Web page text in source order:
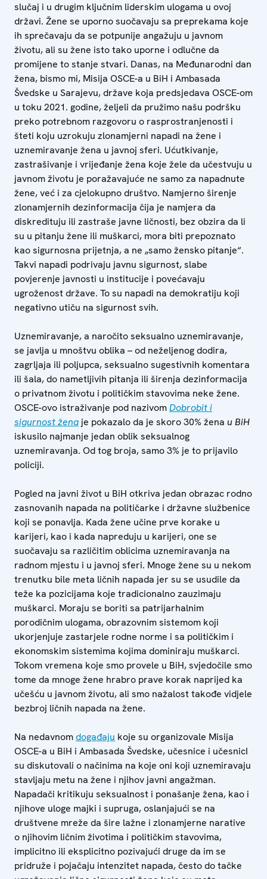
slučaj i u drugim ključnim liderskim ulogama u ovoj
državi. Žene se uporno suočavaju sa preprekama koje
ih sprečavaju da se potpunije angažuju u javnom
životu, ali su žene isto tako uporne i odlučne da
promijene to stanje stvari. Danas, na Međunarodni dan
žena, bismo mi, Misija OSCE-a u BiH i Ambasada
Švedske u Sarajevu, države koja predsjedava OSCE-om
u toku 2021. godine, željeli da pružimo našu podršku
preko potrebnom razgovoru o rasprostranjenosti i
šteti koju uzrokuju zlonamjerni napadi na žene i
uznemiravanje žena u javnoj sferi. Ućutkivanje,
zastrašivanje i vrijeđanje žena koje žele da učestvuju u
javnom životu je poražavajuće ne samo za napadnute
žene, već i za cjelokupno društvo. Namjerno širenje
zlonamjernih dezinformacija čija je namjera da
diskredituju ili zastraše javne ličnosti, bez obzira da li
su u pitanju žene ili muškarci, mora biti prepoznato
kao sigurnosna prijetnja, a ne „samo žensko pitanje“.
Takvi napadi podrivaju javnu sigurnost, slabe
povjerenje javnosti u institucije i povećavaju
ugroženost države. To su napadi na demokratiju koji
negativno utiču na sigurnost svih.
Uznemiravanje, a naročito seksualno uznemiravanje,
se javlja u mnoštvu oblika – od neželjenog dodira,
zagrljaja ili poljupca, seksualno sugestivnih komentara
ili šala, do nametljivih pitanja ili širenja dezinformacija
o privatnom životu i političkim stavovima neke žene.
OSCE-ovo istraživanje pod nazivomDobrobit i
sigurnost žena je pokazalo da je skoro 30% žena u BiH
iskusilo najmanje jedan oblik seksualnog
uznemiravanja. Od tog broja, samo 3% je to prijavilo
policiji.
Pogled na javni život u BiH otkriva jedan obrazac rodno
zasnovanih napada na političarke i državne službenice
koji se ponavlja. Kada žene učine prve korake u
karijeri, kao i kada napreduju u karijeri, one se
suočavaju sa različitim oblicima uznemiravanja na
radnom mjestu i u javnoj sferi. Mnoge žene su u nekom
trenutku bile meta ličnih napada jer su se usudile da
teže ka pozicijama koje tradicionalno zauzimaju
muškarci. Moraju se boriti sa patrijarhalnim
porodičnim ulogama, obrazovnim sistemom koji
ukorjenjuje zastarjele rodne norme i sa političkim i
ekonomskim sistemima kojima dominiraju muškarci.
Tokom vremena koje smo provele u BiH, svjedočile smo
tome da mnoge žene hrabro prave korak naprijed ka
učešću u javnom životu, ali smo nažalost takođe vidjele
bezbroj ličnih napada na žene.
Na nedavnomdogađaju koje su organizovale Misija
OSCE-a u BiH i Ambasada Švedske, učesnice i učesnicI
su diskutovali o načinima na koje oni koji uznemiravaju
stavljaju metu na žene i njihov javni angažman.
Napadači kritikuju seksualnost i ponašanje žena, kao i
njihove uloge majki i supruga, oslanjajući se na
društvene mreže da šire lažne i zlonamjerne narative
o njihovim ličnim životima i političkim stavovima,
implicitno ili eksplicitno pozivajući druge da im se
pridruže i pojačaju intenzitet napada, često do tačke